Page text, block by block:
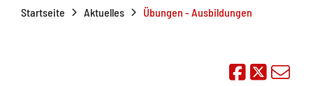
Startseite Aktuelles Übungen - Ausbildungen
Auf